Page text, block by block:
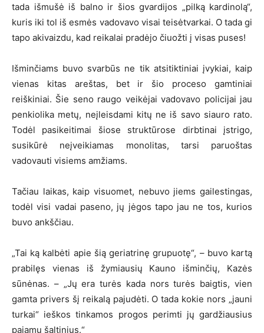
tada išmušė iš balno ir šios gvardijos „pilką kardinolą“,
kuris iki tol iš esmės vadovavo visai teisėtvarkai. O tada gi
tapo akivaizdu, kad reikalai pradėjo čiuožti į visas puses!
Išminčiams buvo svarbūs ne tik atsitiktiniai įvykiai, kaip
vienas kitas areštas, bet ir šio proceso gamtiniai
reiškiniai. Šie seno raugo veikėjai vadovavo policijai jau
penkiolika metų, neįleisdami kitų ne iš savo siauro rato.
Todėl pasikeitimai šiose struktūrose dirbtinai įstrigo,
susikūrė neįveikiamas monolitas, tarsi paruoštas
vadovauti visiems amžiams.
Tačiau laikas, kaip visuomet, nebuvo jiems gailestingas,
todėl visi vadai paseno, jų jėgos tapo jau ne tos, kurios
buvo ankščiau.
„Tai ką kalbėti apie šią geriatrinę grupuotę“, – buvo kartą
prabilęs vienas iš žymiausių Kauno išminčių, Kazės
sūnėnas. – „Jų era turės kada nors turės baigtis, vien
gamta privers šį reikalą pajudėti. O tada kokie nors „jauni
turkai“ ieškos tinkamos progos perimti jų gardžiausius
pajamų šaltinius.“